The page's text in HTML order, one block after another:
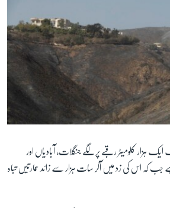
ہزار کلومیٹر رقبے پر لگے جنگلات، آبادیاں اور
جب کہ اس کی زد میں آکر سات ہزار سے زائد عمارتیں تباہ